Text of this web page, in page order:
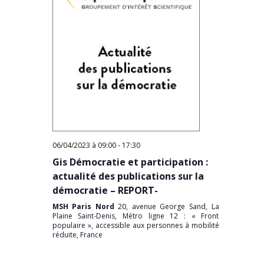
06/04/2023 à 09:00- 17:30
Gis Démocratie et participation :
actualité des publications sur la
démocratie – REPORT-
MSH Paris Nord20, avenue George Sand, La
Plaine Saint-Denis, Métro ligne 12 : « Front
populaire », accessible aux personnes à mobilité
réduite, France